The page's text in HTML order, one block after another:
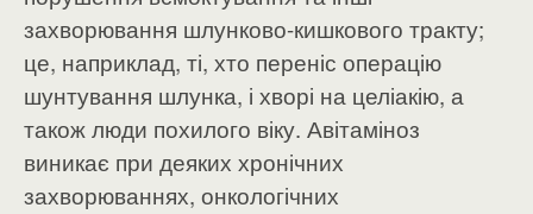
захворювання шлунково-кишкового тракту;
це, наприклад, ті, хто переніс операцію
шунтування шлунка, і хворі на целіакію, а
також люди похилого віку. Авітаміноз
виникає при деяких хронічних
захворюваннях, онкологічних